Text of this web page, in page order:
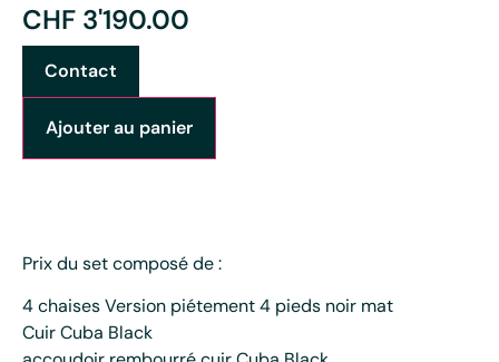
CHF 3'190.00
Contact
Ajouter au panier
Prix du set composé de :
4 chaises Version piétement 4 pieds noir mat
Cuir Cuba Black